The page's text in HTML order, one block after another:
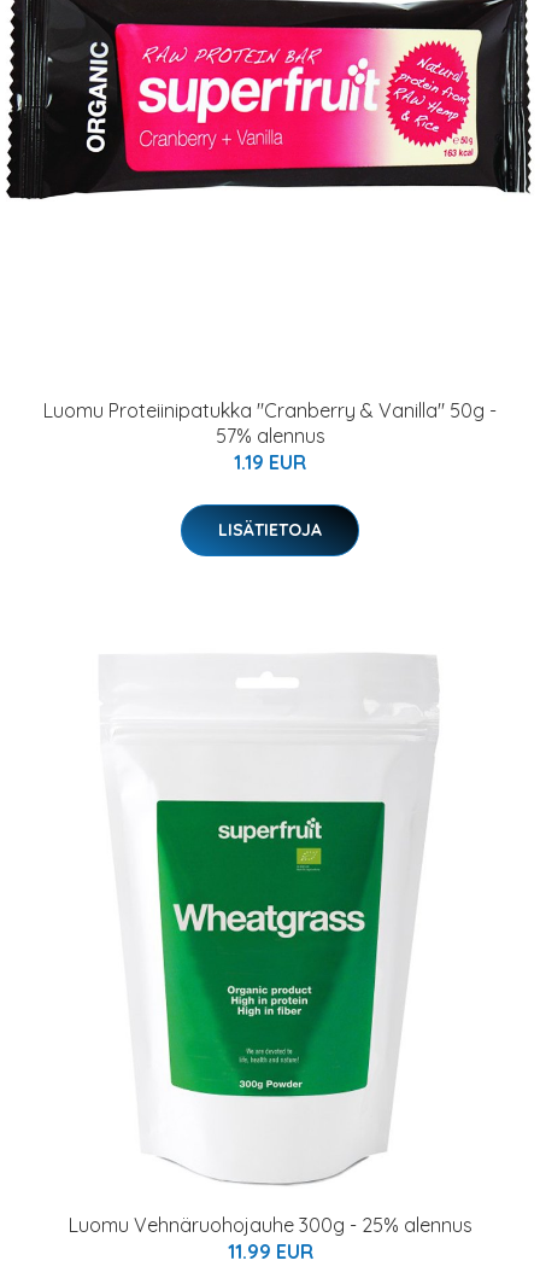
Luomu Proteiinipatukka "Cranberry & Vanilla" 50g -
57% alennus
1.19 EUR
LISÄTIETOJA
Luomu Vehnäruohojauhe 300g - 25% alennus
11.99 EUR